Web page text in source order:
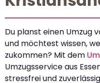
Du planst einen Umzug
und möchtest wissen,
zukommen? Mit dem
Umzugsservice aus
stressfrei und